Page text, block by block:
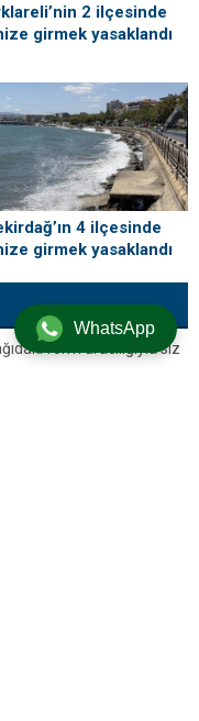
2 ilçesinde
girmek yasaklandı
4 ilçesinde
girmek yasaklandı
form aracılığıyla siz
WhatsApp